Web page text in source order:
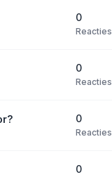
0
Reacties
0
Reacties
0
Reacties
0